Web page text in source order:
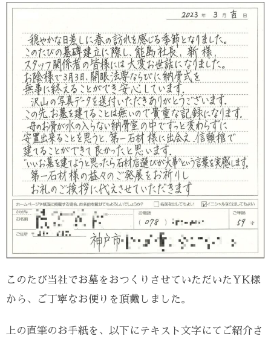
このたび当社でお墓をおつくりさせていただいたYK様
から、ご丁寧なお便りを頂戴しました。
上の直筆のお手紙を、以下にテキスト文字にてご紹介さ